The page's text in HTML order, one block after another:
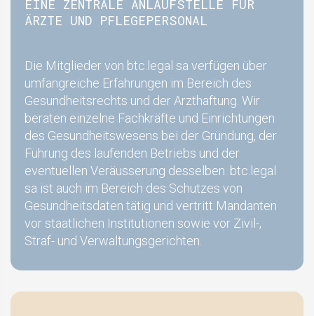
EINE ZENTRALE ANLAUFSTELLE FÜR
ÄRZTE UND PFLEGEPERSONAL
Die Mitglieder von btc.legal sa verfügen über
umfangreiche Erfahrungen im Bereich des
Gesundheitsrechts und der Arzthaftung. Wir
beraten einzelne Fachkräfte und Einrichtungen
des Gesundheitswesens bei der Gründung, der
Führung des laufenden Betriebs und der
eventuellen Veräusserung desselben. btc.legal
sa ist auch im Bereich des Schutzes von
Gesundheitsdaten tätig und vertritt Mandanten
vor staatlichen Institutionen sowie vor Zivil-,
Straf- und Verwaltungsgerichten.